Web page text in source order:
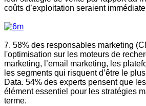
coûts d’exploitation seraient
7. 58% des responsables marketing
l'optimisation sur les moteurs de
marketing, l’email marketing, les
les segments qui risquent d’être le
Data. 54% des experts pensent que
élément essentiel pour les stratégies
terme.